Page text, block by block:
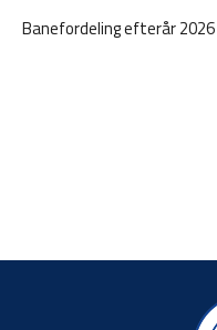
Banefordeling efterår 2026